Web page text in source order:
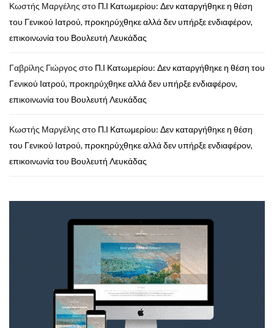
Κωστής Μαργέλης στο Π.Ι Κατωμερίου: Δεν καταργήθηκε η θέση
του Γενικού Ιατρού, προκηρύχθηκε αλλά δεν υπήρξε ενδιαφέρον,
επικοινωνία του Βουλευτή Λευκάδας
Γαβρίλης Γιώργος στο Π.Ι Κατωμερίου: Δεν καταργήθηκε η θέση του
Γενικού Ιατρού, προκηρύχθηκε αλλά δεν υπήρξε ενδιαφέρον,
επικοινωνία του Βουλευτή Λευκάδας
Κωστής Μαργέλης στο Π.Ι Κατωμερίου: Δεν καταργήθηκε η θέση
του Γενικού Ιατρού, προκηρύχθηκε αλλά δεν υπήρξε ενδιαφέρον,
επικοινωνία του Βουλευτή Λευκάδας